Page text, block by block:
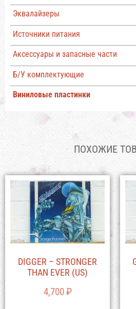
Эквалайзеры
Источники питания
Аксессуары и запасные части
Б/У комплектующие
Виниловые пластинки
ПОХОЖИЕ
DIGGER – STRONGER
THAN EVER (US)
4,700₽